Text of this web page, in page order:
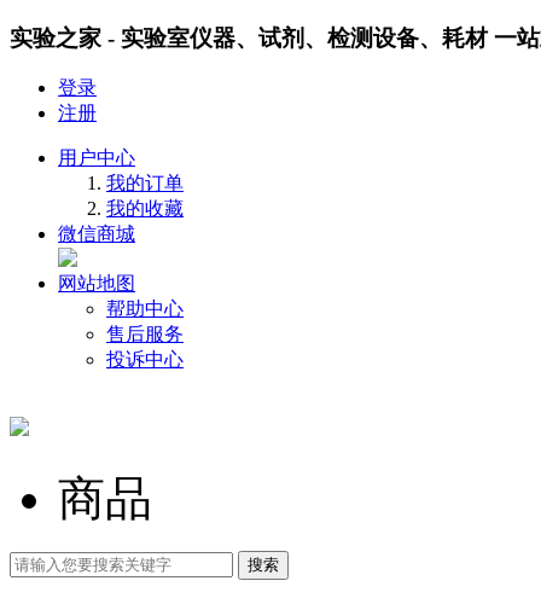
实验之家 - 实验室仪器、试剂、检测设备、耗材 一
登录
注册
用户中心
我的订单
我的收藏
微信商城
网站地图
帮助中心
售后服务
投诉中心
商品